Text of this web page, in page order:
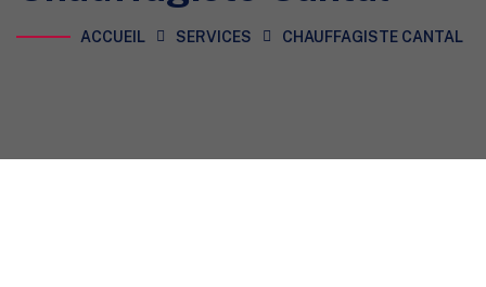
ACCUEIL SERVICES CHAUFFAGISTE CANTAL